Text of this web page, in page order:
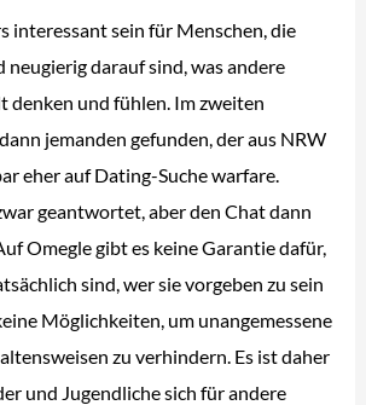
interessant sein für Menschen, die
neugierig darauf sind, was andere
denken und fühlen. Im zweiten
jemanden gefunden, der aus NRW
eher auf Dating-Suche warfare.
geantwortet, aber den Chat dann
Omegle gibt es keine Garantie dafür,
sind, wer sie vorgeben zu sein
Möglichkeiten, um unangemessene
zu verhindern. Es ist daher
und Jugendliche sich für andere